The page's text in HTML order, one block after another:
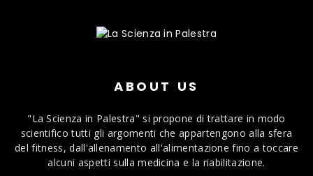
ABOUT US
"La Scienza in Palestra" si propone di trattare in modo
scientifico tutti gli argomenti che appartengono alla sfera
del fitness, dall'allenamento all'alimentazione fino a toccare
alcuni aspetti sulla medicina e la riabilitazione.